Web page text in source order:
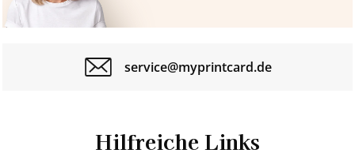
service@myprintcard.de
Hilfreiche Links